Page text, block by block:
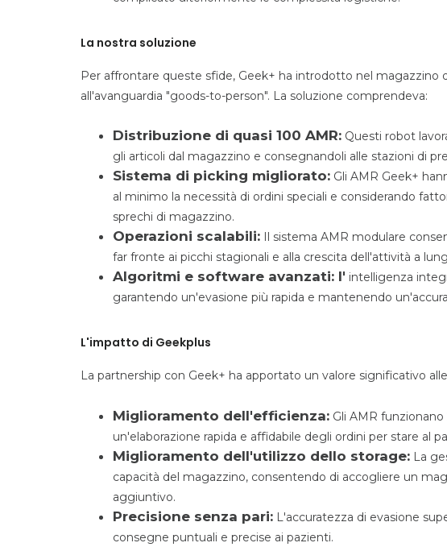
La nostra soluzione
Per affrontare queste sfide, Geek+ ha introdotto nel magazzino
all'avanguardia "goods-to-person". La soluzione comprendeva:
Distribuzione di quasi 100 AMR: Questi robot
gli articoli dal magazzino e consegnandoli alle stazioni di
Sistema di picking migliorato: Gli AMR Geek+
al minimo la necessità di ordini speciali e considerando
sprechi di magazzino.
Operazioni scalabili: Il sistema AMR modulare
far fronte ai picchi stagionali e alla crescita dell'attività a
Algoritmi e software avanzati: l' intelligenza
garantendo un'evasione più rapida e mantenendo
L'impatto di Geekplus
La partnership con Geek+ ha apportato un valore significativo
Miglioramento dell'efficienza: Gli AMR funzionano
un'elaborazione rapida e affidabile degli ordini per stare al
Miglioramento dell'utilizzo dello storage: La
capacità del magazzino, consentendo di accogliere un
aggiuntivo.
Precisione senza pari: L'accuratezza di evasione
consegne puntuali e precise ai pazienti.